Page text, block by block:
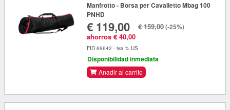
Manfrotto - Borsa per Cavalletto Mbag 100
PNHD
€ 119,00
ahorros € 40,00
€ 159,00(-25%)
FID 69642 - iva % US
Disponibilidad inmediata
Anadir al carrito